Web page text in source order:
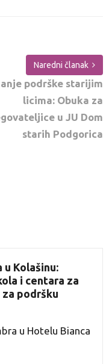
Naredni članak
podrške starijim
licima: Obuka za
u JU Dom
starih Podgorica
u Kolašinu:
i centara za
podršku
u Hotelu Bianca